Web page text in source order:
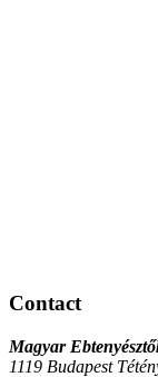
Contact
Magyar
1119 Budapest